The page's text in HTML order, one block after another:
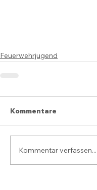
Feuerwehrjugend
Kommentare
Kommentar verfassen...